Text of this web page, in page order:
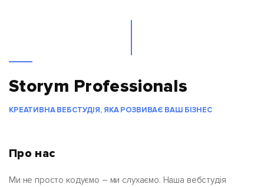
Storym Professionals
КРЕАТИВНА ВЕБСТУДІЯ, ЯКА РОЗВИВАЄ ВАШ БІЗНЕС
Про нас
Ми не просто кодуємо – ми слухаємо. Наша вебстудія